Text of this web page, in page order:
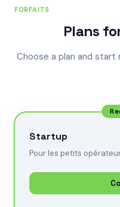
FORFAITS
Plans
Choose a plan and start
Startup
Pour les petits